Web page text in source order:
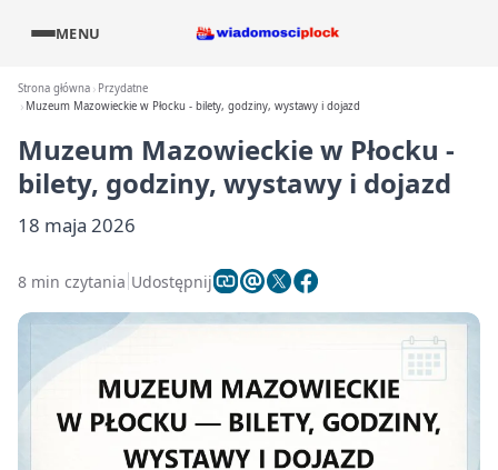
MENU
Strona główna
Przydatne
Muzeum Mazowieckie w Płocku - bilety, godziny, wystawy i dojazd
Muzeum Mazowieckie w Płocku -
bilety, godziny, wystawy i dojazd
18 maja 2026
8 min czytania Udostępnij